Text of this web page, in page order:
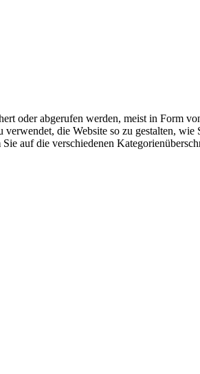
oder abgerufen werden, meist in Form
die Website so zu gestalten,
auf die verschiedenen